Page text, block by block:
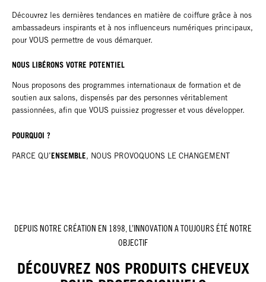
Découvrez les dernières tendances en matière de coiffure grâce à nos
ambassadeurs inspirants et à nos influenceurs numériques principaux,
pour VOUS permettre de vous démarquer.
NOUS LIBÉRONS VOTRE POTENTIEL
Nous proposons des programmes internationaux de formation et de
soutien aux salons, dispensés par des personnes véritablement
passionnées, afin que VOUS puissiez progresser et vous développer.
POURQUOI ?
PARCE QU’ENSEMBLE, NOUS PROVOQUONS LE CHANGEMENT
DEPUIS NOTRE CRÉATION EN 1898, L’INNOVATION A TOUJOURS ÉTÉ NOTRE
OBJECTIF
DÉCOUVREZ NOS PRODUITS CHEVEUX